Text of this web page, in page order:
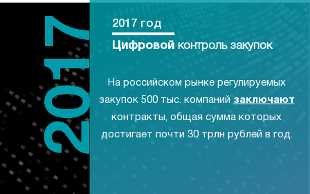
2017 год
Цифровой контроль закупок
На российском рынке регулируемых
закупок 500 тыс. компаний заключают
контракты, общая сумма которых
достигает почти 30 трлн рублей в год.